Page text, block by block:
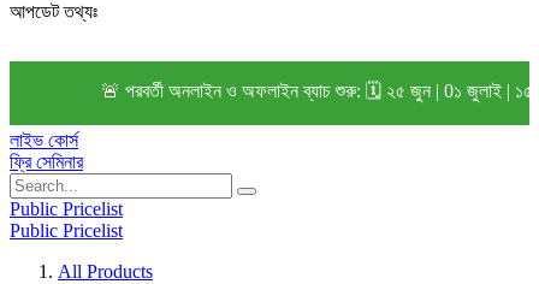
আপডেট তথ্যঃ
🚨 পরবর্তী অনলাইন ও অফলাইন ব্যাচ শুরু: 🗓️ ২৫ জুন | 0১ জুলাই | ১৫
লাইভ কোর্স
ফ্রি সেমিনার
Public Pricelist
Public Pricelist
All Products